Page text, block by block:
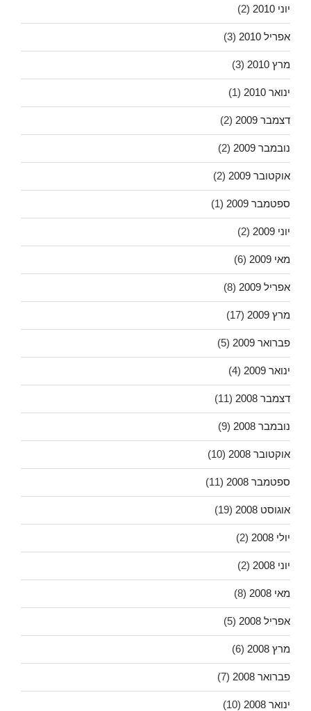
יוני 2010 (2)
אפריל 2010 (3)
מרץ 2010 (3)
ינואר 2010 (1)
דצמבר 2009 (2)
נובמבר 2009 (2)
אוקטובר 2009 (2)
ספטמבר 2009 (1)
יוני 2009 (2)
מאי 2009 (6)
אפריל 2009 (8)
מרץ 2009 (17)
פברואר 2009 (5)
ינואר 2009 (4)
דצמבר 2008 (11)
נובמבר 2008 (9)
אוקטובר 2008 (10)
ספטמבר 2008 (11)
אוגוסט 2008 (19)
יולי 2008 (2)
יוני 2008 (2)
מאי 2008 (8)
אפריל 2008 (5)
מרץ 2008 (6)
פברואר 2008 (7)
ינואר 2008 (10)